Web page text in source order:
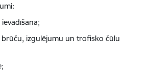
brūču, izgulējumu un trofisko čūlu